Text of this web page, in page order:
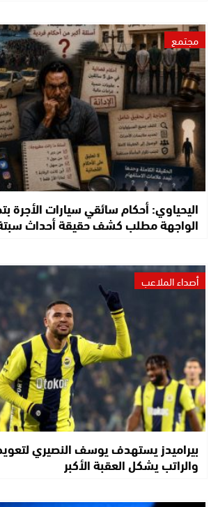
مجتمع
اليحياوي: أحكام سائقي سيارات الأجرة
الواجهة مطلب كشف حقيقة أحداث
أصداء الملاعب
بيراميدز يستهدف يوسف النصيري
والراتب يشكل العقبة الأكبر